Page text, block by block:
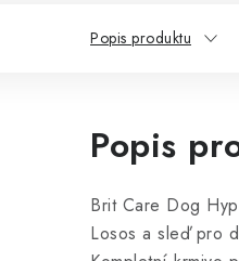
Popis produktu
Popis
Brit Care Dog
Losos a sleď pro